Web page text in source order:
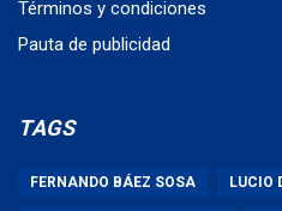
Términos y condiciones
Pauta de publicidad
TAGS
FERNANDO BÁEZ SOSA LUCIO